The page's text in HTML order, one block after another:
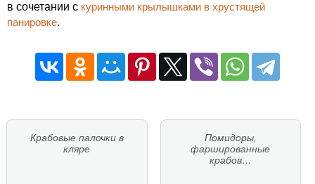
в сочетании с куринными крылышками в хрустящей
панировке.
Крабовые палочки в
кляре
Помидоры,
фаршированные
крабов…